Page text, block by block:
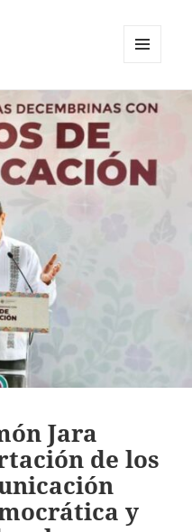
WIDGETS
Jara
de los
y